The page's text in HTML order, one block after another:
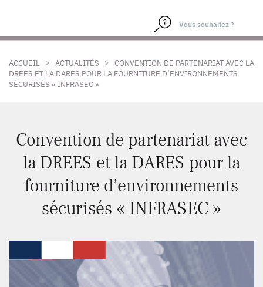
ACCUEIL > ACTUALITÉS > CONVENTION DE PARTENARIAT AVEC LA
DREES ET LA DARES POUR LA FOURNITURE D’ENVIRONNEMENTS
SÉCURISÉS « INFRASEC »
Convention de partenariat avec
la DREES et la DARES pour la
fourniture d’environnements
sécurisés « INFRASEC »